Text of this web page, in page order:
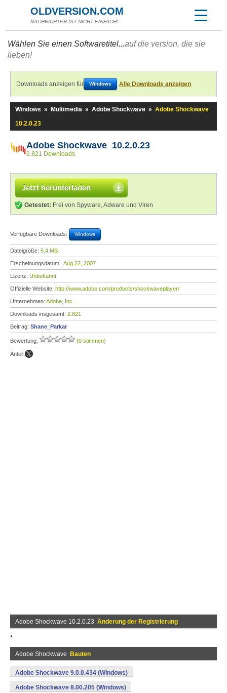
OLDVERSION.COM
NACHRICHTER IST NICHT EINFACH!
Wählen Sie einen Softwaretitel...auf die version, die sie
lieben!
Downloads anzeigen für Windows Alle Downloads anzeigen
Windows » Multimedia » Adobe Shockwave » Adobe Shockwave
10.2.0.23
Adobe Shockwave 10.2.0.23
2.821 Downloads
Jetzt herunterladen
Getestet: Frei von Spyware, Adware und Viren
Verfügbare Downloads: Windows
Dateigröße: 5,4 MB
Erscheinungsdatum: Aug 22, 2007
Lizenz: Unbekannt
Offizielle Website: http://www.adobe.com/products/shockwaveplayer/
Unternehmen: Adobe, Inc.
Downloads insgesamt: 2.821
Beitrag: Shane_Parkar
Bewertung: (0 stimmen)
Anteil:
Adobe Shockwave 10.2.0.23 Änderung der Registrierung
*
Adobe Shockwave Bauten
Adobe Shockwave 9.0.0.434 (Windows)
Adobe Shockwave 8.00.205 (Windows)